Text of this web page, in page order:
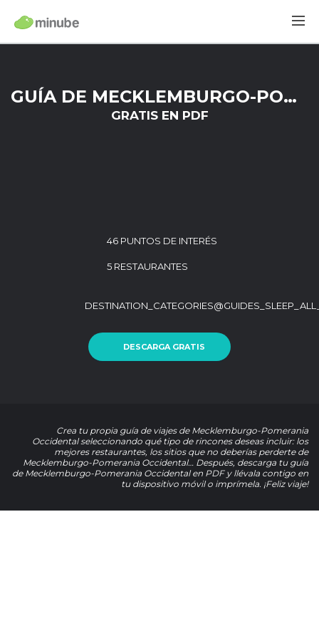
GUÍA DE MECKLEMBURGO-POMERANIA OCCIDENTAL
GRATIS EN PDF
46 PUNTOS DE INTERÉS
5 RESTAURANTES
DESCARGA GRATIS
Crea tu propia guía de viajes de Mecklemburgo-Pomerania
Occidental seleccionando qué tipo de rincones deseas incluir: los
mejores restaurantes, los sitios que no deberías perderte de
Mecklemburgo-Pomerania Occidental… Después, descarga tu guía
de Mecklemburgo-Pomerania Occidental en PDF y llévala contigo en
tu dispositivo móvil o imprímela. ¡Feliz viaje!